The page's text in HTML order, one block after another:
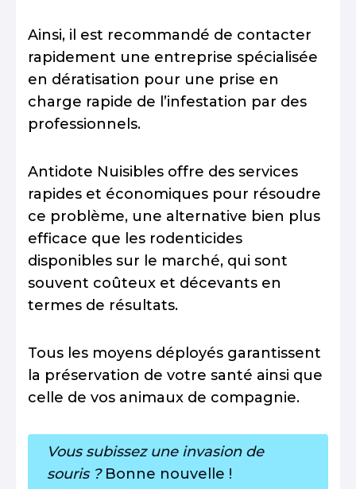
Ainsi, il est recommandé de contacter
rapidement une entreprise spécialisée
en dératisation pour une prise en
charge rapide de l’infestation par des
professionnels.
Antidote Nuisibles offre des services
rapides et économiques pour résoudre
ce problème, une alternative bien plus
efficace que les rodenticides
disponibles sur le marché, qui sont
souvent coûteux et décevants en
termes de résultats.
Tous les moyens déployés garantissent
la préservation de votre santé ainsi que
celle de vos animaux de compagnie.
Vous subissez une invasion de
souris ? Bonne nouvelle !